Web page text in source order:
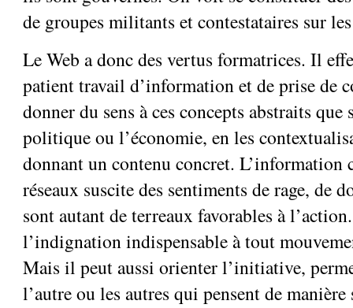
de groupes militants et contestataires sur
Le Web a donc des vertus formatrices. Il
patient travail d’information et de prise de
donner du sens à ces concepts abstraits
politique ou l’économie, en les
donnant un contenu concret. L’information
réseaux suscite des sentiments de rage, de
sont autant de terreaux favorables à
l’indignation indispensable à tout
Mais il peut aussi orienter l’initiative,
l’autre ou les autres qui pensent de